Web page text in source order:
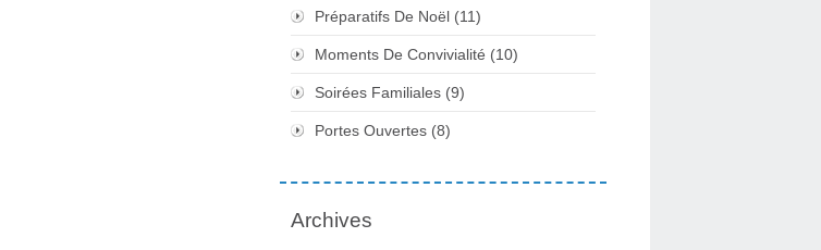
Préparatifs De Noël (11)
Moments De Convivialité (10)
Soirées Familiales (9)
Portes Ouvertes (8)
Archives